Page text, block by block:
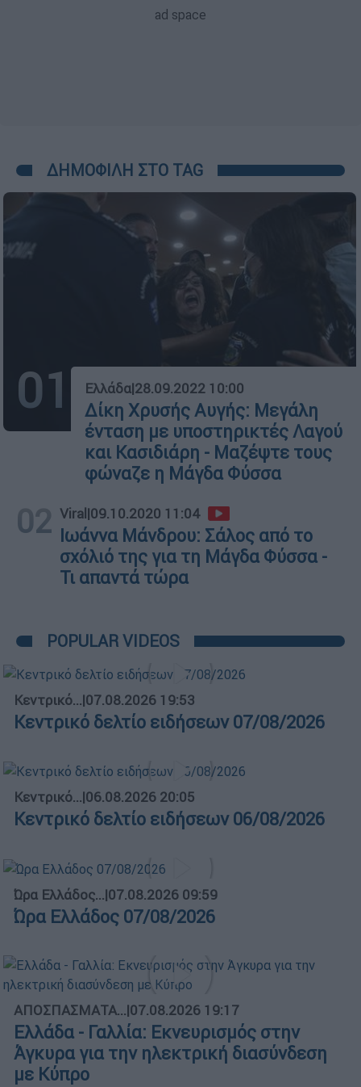
ΔΗΜΟΦΙΛΗ ΣΤΟ TAG
01 Ελλάδα|28.09.2022 10:00
Δίκη Χρυσής Αυγής: Μεγάλη
ένταση με υποστηρικτές Λαγού
και Κασιδιάρη - Μαζέψτε τους
φώναζε η Μάγδα Φύσσα
02 Viral |09.10.2020 11:04
Ιωάννα Μάνδρου: Σάλος από το
σχόλιό της για τη Μάγδα Φύσσα -
Τι απαντά τώρα
POPULAR VIDEOS
Κεντρικό...|07.08.2026 19:53
Κεντρικό δελτίο ειδήσεων 07/08/2026
Κεντρικό...|06.08.2026 20:05
Κεντρικό δελτίο ειδήσεων 06/08/2026
Ώρα Ελλάδος...|07.08.2026 09:59
Ώρα Ελλάδος 07/08/2026
ΑΠΟΣΠΑΣΜΑΤΑ...|07.08.2026 19:17
Ελλάδα - Γαλλία: Εκνευρισμός στην
Άγκυρα για την ηλεκτρική διασύνδεση
με Κύπρο